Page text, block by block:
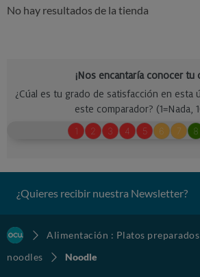
No hay resultados de la tienda
¿Quieres recibir nuestra Newsletter?
Alimentación : Platos preparados
noodles
Noodle